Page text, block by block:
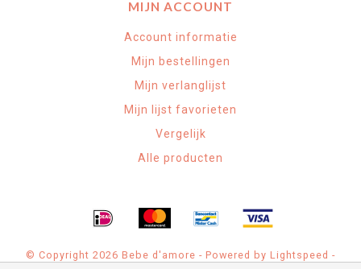
MIJN ACCOUNT
Account informatie
Mijn bestellingen
Mijn verlanglijst
Mijn lijst favorieten
Vergelijk
Alle producten
© Copyright 2026 Bebe d'amore - Powered by Lightspeed -